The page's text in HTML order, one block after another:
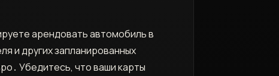
арендовать автомобиль в
и других запланированных
Убедитесь, что ваши карты